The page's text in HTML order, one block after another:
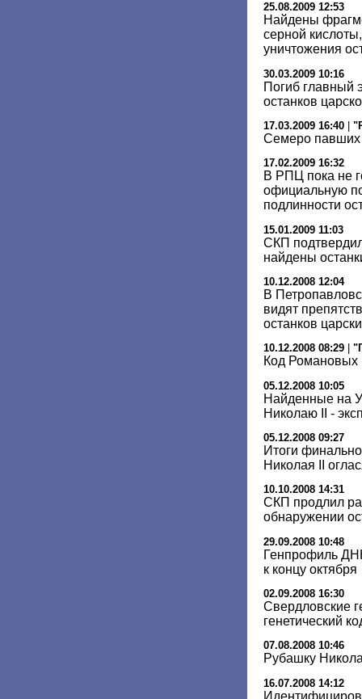
25.08.2009 12:53
Найдены
серной
уничтожения
30.03.2009 10:16
Погиб главный
останков
17.03.2009 16:40
Семеро павших
17.02.2009 16:32
В РПЦ пока не
официальную
подлинности
15.01.2009 11:03
СКП
найдены
10.12.2008 12:04
В
видят
останков
10.12.2008 08:29
Код Романовых
05.12.2008 10:05
Найденные на
Николаю II -
05.12.2008 09:27
Итоги
Николая II
10.10.2008 14:31
СКП продлил
обнаружении
29.09.2008 10:48
Генпрофиль
к концу октября
02.09.2008 16:30
Свердловские
генетический
07.08.2008 10:46
Рубашку
16.07.2008 14:12